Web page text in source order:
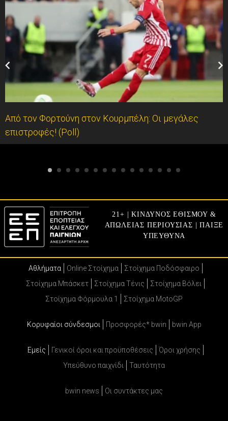
Από τον Φορτούνη στον Κουρμπέλη: Οι μεγάλες
επιστροφές! (Poll)
21+ | ΚΙΝΔΥΝΟΣ ΕΘΙΣΜΟΥ &
ΑΠΩΛΕΙΑΣ ΠΕΡΙΟΥΣΙΑΣ | ΠΑΙΞΕ
ΥΠΕΥΘΥΝΑ
Αθλήματα Online Στοίχημα
Στοίχημα Ποδόσφαιρο
Στοίχημα Μπάσκετ
Στοίχημα Τένις
Στοίχημα Βόλει
Στοίχημα Φόρμουλα 1
Στοίχημα MotoGP
Κορυφαίοι σύνδεσμοι Προσφορές* bwin bwin App
Εμείς Γενικοί όροι και προϋποθέσεις
Όροι χρήσης
Υπεύθυνο παιχνίδι
Ταυτότητα
bwin news Oι συντάκτες μας